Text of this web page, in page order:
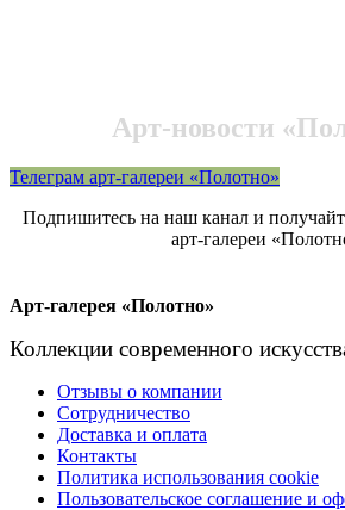
Арт-новости
Телеграм арт-галереи «Полотно»
Подпишитесь на наш канал и
арт-галереи
Арт-галерея «Полотно»
Коллекции современного
Отзывы о компании
Сотрудничество
Доставка и оплата
Контакты
Политика использования cookie
Пользовательское соглашение и